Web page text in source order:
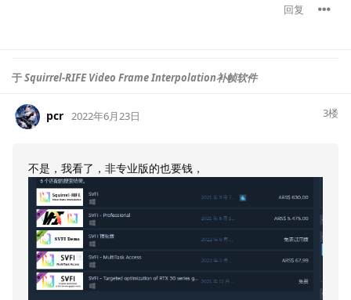
回复
于Squirrel-RIFE Video Frame Interpolation补帧软件
pcr 2022年6月23日 3楼
不是，我看了，非专业版的也要钱，